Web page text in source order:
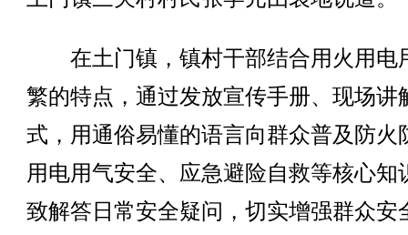
在土门镇，镇村干部结合用火用电
繁的特点，通过发放宣传手册、现场讲
式，用通俗易懂的语言向群众普及防火
用电用气安全、应急避险自救等核心知
致解答日常安全疑问，切实增强群众安